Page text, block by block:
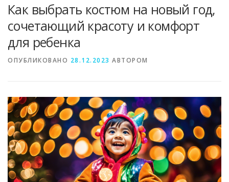
ПРАЗДНИКИ СТИЛЬ СТАТЬИ
Как выбрать костюм на новый год,
сочетающий красоту и комфорт
для ребенка
ОПУБЛИКОВАНО 28.12.2023 АВТОРОМ